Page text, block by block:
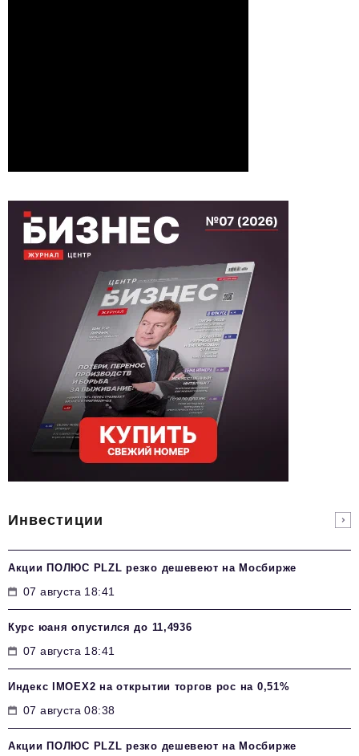
Инвестиции
Акции ПОЛЮС PLZL резко дешевеют на Мосбирже
07 августа 18:41
Курс юаня опустился до 11,4936
07 августа 18:41
Индекс IMOEX2 на открытии торгов рос на 0,51%
07 августа 08:38
Акции ПОЛЮС PLZL резко дешевеют на Мосбирже